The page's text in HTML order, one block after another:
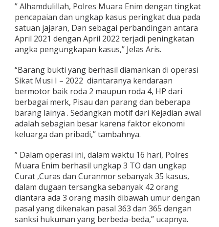
” Alhamdulillah, Polres Muara Enim dengan tingkat
pencapaian dan ungkap kasus peringkat dua pada
satuan jajaran, Dan sebagai perbandingan antara
April 2021 dengan April 2022 terjadi peningkatan
angka pengungkapan kasus,” Jelas Aris.
“Barang bukti yang berhasil diamankan di operasi
Sikat Musi I – 2022 diantaranya kendaraan
bermotor baik roda 2 maupun roda 4, HP dari
berbagai merk, Pisau dan parang dan beberapa
barang lainya . Sedangkan motif dari Kejadian awal
adalah sebagian besar karena faktor ekonomi
keluarga dan pribadi,” tambahnya.
” Dalam operasi ini, dalam waktu 16 hari, Polres
Muara Enim berhasil ungkap 3 TO dan ungkap
Curat ,Curas dan Curanmor sebanyak 35 kasus,
dalam dugaan tersangka sebanyak 42 orang
diantara ada 3 orang masih dibawah umur dengan
pasal yang dikenakan pasal 363 dan 365 dengan
sanksi hukuman yang berbeda-beda,” ucapnya.